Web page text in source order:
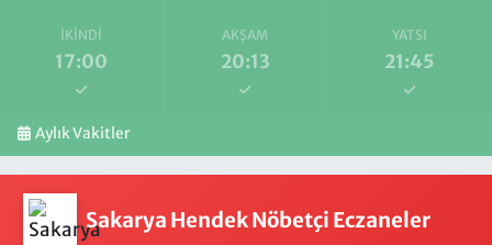
İKINDI
17:00
AKŞAM
20:13
YATSI
21:45
Aylık Vakitler
Sakarya Hendek Nöbetçi Eczaneler